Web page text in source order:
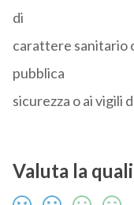
di
carattere sanitario
pubblica
sicurezza o ai vigili
Valuta la